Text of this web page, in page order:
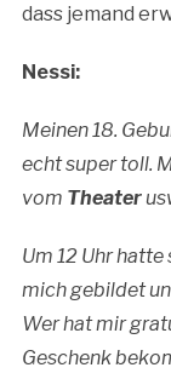
dass jemand
Nessi:
Meinen 18.
echt super toll.
vom Theater
Um 12 Uhr
mich gebildet
Wer hat mir
Geschenk